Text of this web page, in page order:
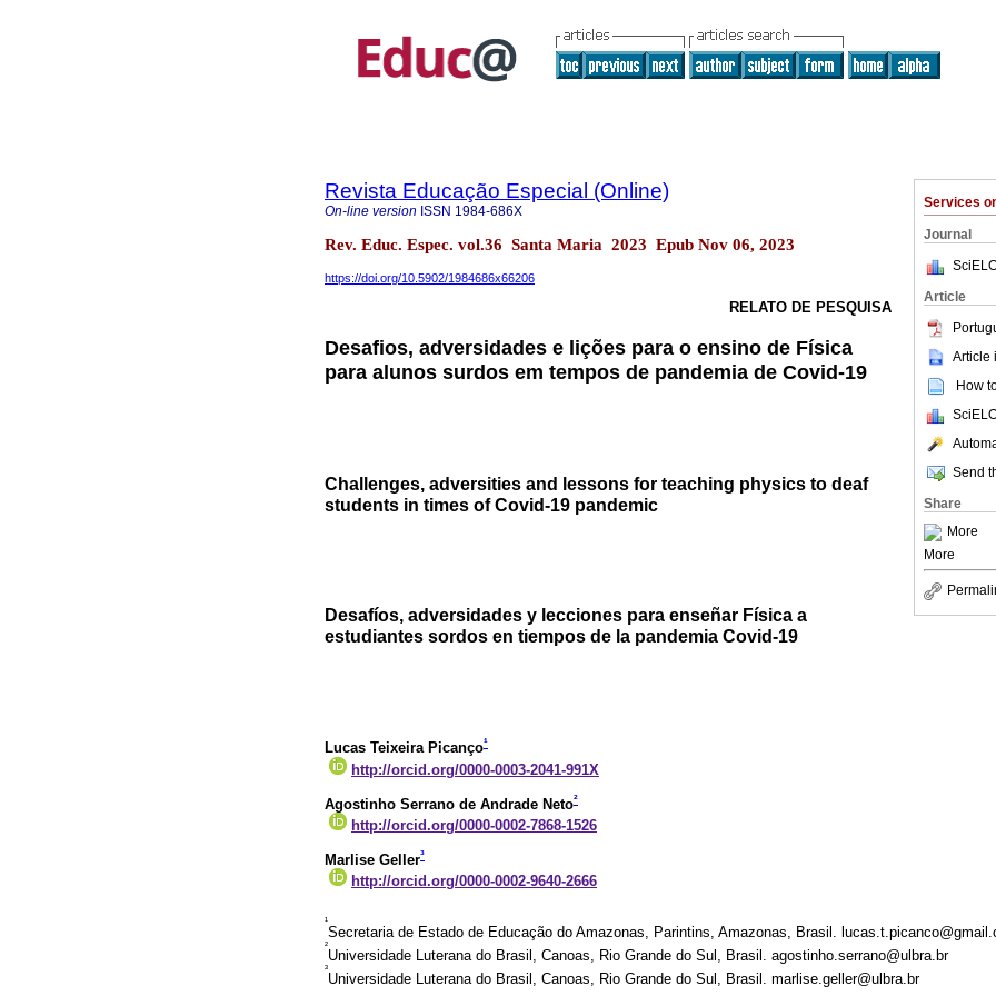
Services
Journal
Article
Article
How
Send
Share
More
More
Revista Educação Especial (Online)
On-line version ISSN 1984-686X
Rev. Educ. Espec. vol.36 Santa Maria 2023 Epub Nov 06, 2023
https://doi.org/10.5902/1984686x66206
RELATO DE PESQUISA
Desafios, adversidades e lições para o ensino de Física
para alunos surdos em tempos de pandemia de Covid-19
Challenges, adversities and lessons for teaching physics to deaf
students in times of Covid-19 pandemic
Desafíos, adversidades y lecciones para enseñar Física a
estudiantes sordos en tiempos de la pandemia Covid-19
Lucas Teixeira Picanço¹
http://orcid.org/0000-0003-2041-991X
Agostinho Serrano de Andrade Neto²
http://orcid.org/0000-0002-7868-1526
Marlise Geller³
http://orcid.org/0000-0002-9640-2666
¹
Secretaria de Estado de Educação do Amazonas, Parintins, Amazonas, Brasil.
²
Universidade Luterana do Brasil, Canoas, Rio Grande do Sul, Brasil. agostinho.serrano@ulbra.br
³
Universidade Luterana do Brasil, Canoas, Rio Grande do Sul, Brasil. marlise.geller@ulbra.br